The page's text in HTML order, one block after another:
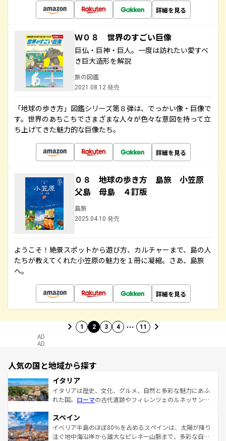
詳細を見る
Ｗ０８ 世界のすごい巨像
巨仏・巨神・巨人。一度は訪れたい愛すべ
き巨大造形を解説
旅の図鑑
2021.08.12 発売
「地球の歩き方」図鑑シリーズ第８弾は、でっかい像・巨像で
す。世界のあちこちでさまざまな人々が色々な意図を持って立
ち上げてきた魅力的な巨像たち。
詳細を見る
０８ 地球の歩き方 島旅 小笠原
父島 母島 ４訂版
島旅
2025.04.10 発売
ようこそ！絶景スポットから遊び方、カルチャーまで、島の人
たちが教えてくれた小笠原の魅力を１冊に凝縮。さあ、島旅
へ。
詳細を見る
1 2 3 4 … 11
AD
AD
人気の国と地域から探す
イタリア
イタリアは歴史、文化、グルメ、自然と多彩な魅力にあふ
れた国。 ローマの古代遺跡やフィレンツェのルネッサンス
ろん、トスカーナの美しい田園風景やアマルフィ海岸の絶
景など、自然景観も見逃せない。観光の合間には、本場の
ピザやパスタなど、絶品のイタリア料理を堪能することも
スペイン
イベリア半島のほぼ80％を占めるスペインは、太陽が降り
注ぐ地中海沿岸から雄大なピレネー山脈まで、多彩な自然